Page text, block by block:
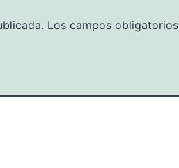
Los campos obligatorios